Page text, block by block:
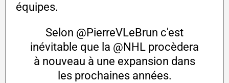
équipes.
Selon @PierreVLeBrun c'est
inévitable que la @NHL procèdera
à nouveau à une expansion dans
les prochaines années.